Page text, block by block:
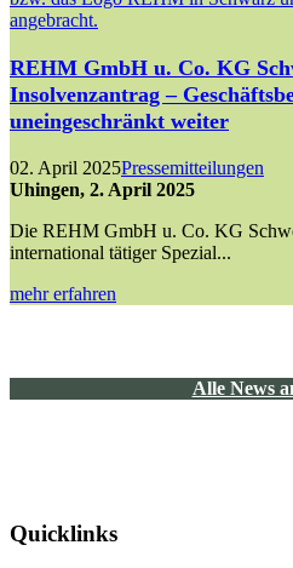
REHM GmbH u. Co. KG
Insolvenzantrag –
uneingeschränkt weiter
02. April 2025Pressemitteilungen
Uhingen, 2. April 2025
Die REHM GmbH u. Co. KG
international tätiger Spezial...
mehr erfahren
Alle News
Quicklinks